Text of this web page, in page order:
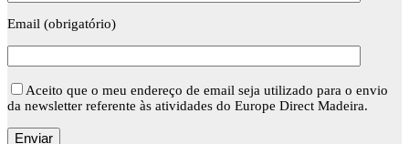
Email (obrigatório)
Aceito que o meu endereço de email seja utilizado para o envio
da newsletter referente às atividades do Europe Direct Madeira.